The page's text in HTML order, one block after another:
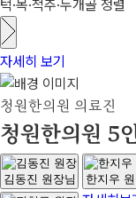
턱·목·척추·두개골 정렬
자세히 보기
청원한의원 의료진
청원한의원 5
김동진 원장님 한지우